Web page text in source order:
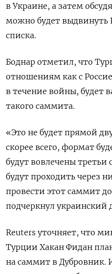
в Украине, а затем
можно будет выдвинуть
списка.
Боднар отметил, что
отношениям как с
в течение войны, будет
такого саммита.
«Это не будет прямой
скорее всего, формат
будут вовлечены третьи
будут проходить через
провести этот саммит
подчеркнул украинский
Reuters уточняет, что
Турции Хакан Фидан
на саммит в Дубровник.